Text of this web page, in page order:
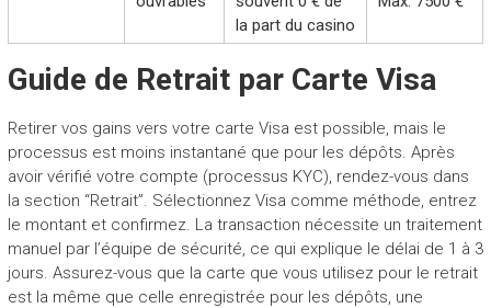
la part du casino
Guide de Retrait par Carte Visa
Retirer vos gains vers votre carte Visa est possible, mais le
processus est moins instantané que pour les dépôts. Après
avoir vérifié votre compte (processus KYC), rendez-vous dans
la section “Retrait”. Sélectionnez Visa comme méthode, entrez
le montant et confirmez. La transaction nécessite un traitement
manuel par l’équipe de sécurité, ce qui explique le délai de 1 à 3
jours. Assurez-vous que la carte que vous utilisez pour le retrait
est la même que celle enregistrée pour les dépôts, une